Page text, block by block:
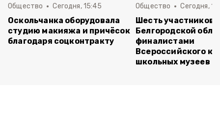
Общество Сегодня, 15:45
Оскольчанка оборудовала
студию макияжа и причёсок
благодаря соцконтракту
Общество Сегодня,
Шесть участников
Белгородской
финалистами
Всероссийского
школьных музеев